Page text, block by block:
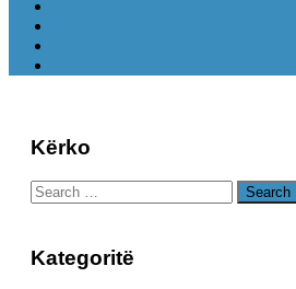
Kërko
Search
for:
Kategoritë